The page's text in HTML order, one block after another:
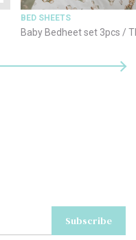
BED SHEETS
Baby Bedheet set 3pcs /
Subscribe